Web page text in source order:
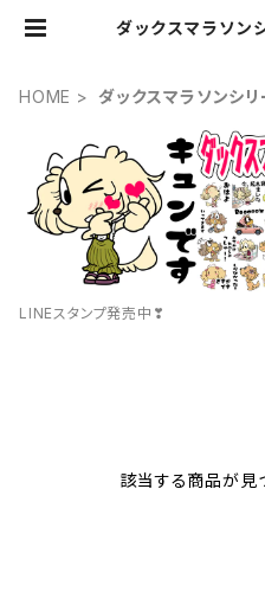
ダックスマラソ
HOME ダックスマラソンシ
LINEスタンプ発売中❣
該当する商品が見